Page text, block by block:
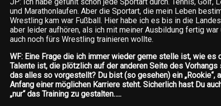
und Marathonlaufen. Aber die Sportart, die mein Leben
Wrestling kam war Fußball. Hier habe ich es bis in die
aber leider aufhören, als ich mit meiner Ausbildung fertig war
auch noch fürs Wrestling trainieren wollte.
WF: Eine Frage die ich immer wieder gerne stelle ist, wie es
Talente ist, die plötzlich auf der anderen Seite des Vorhangs
das alles so vorgestellt? Du bist (so gesehen) ein „Rookie“,
Anfang einer möglichen Karriere steht. Sicherlich hast Du
„nur“ das Training zu gestalten…..